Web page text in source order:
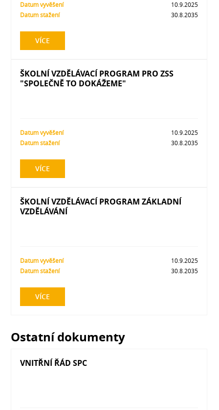
Datum vyvěšení
10.9.2025
Datum stažení
30.8.2035
VÍCE
ŠKOLNÍ VZDĚLÁVACÍ PROGRAM PRO ZSS
"SPOLEČNĚ TO DOKÁŽEME"
Datum vyvěšení
10.9.2025
Datum stažení
30.8.2035
VÍCE
ŠKOLNÍ VZDĚLÁVACÍ PROGRAM ZÁKLADNÍ
VZDĚLÁVÁNÍ
Datum vyvěšení
10.9.2025
Datum stažení
30.8.2035
VÍCE
Ostatní dokumenty
VNITŘNÍ ŘÁD SPC